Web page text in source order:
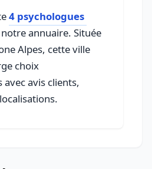
4 psychologues
annuaire. Située
Alpes, cette ville
choix
avis clients,